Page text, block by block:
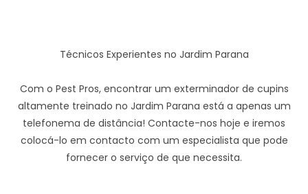
Técnicos Experientes no Jardim Parana
Com o Pest Pros, encontrar um exterminador de cupins
altamente treinado no Jardim Parana está a apenas um
telefonema de distância! Contacte-nos hoje e iremos
colocá-lo em contacto com um especialista que pode
fornecer o serviço de que necessita.